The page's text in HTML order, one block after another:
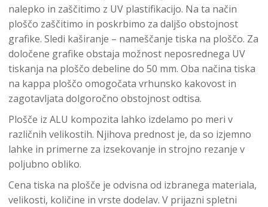
nalepko in zaščitimo z UV plastifikacijo. Na ta način
ploščo zaščitimo in poskrbimo za daljšo obstojnost
grafike. Sledi kaširanje – nameščanje tiska na ploščo. Za
določene grafike obstaja možnost neposrednega UV
tiskanja na ploščo debeline do 50 mm. Oba načina tiska
na kappa ploščo omogočata vrhunsko kakovost in
zagotavljata dolgoročno obstojnost odtisa.
Plošče iz ALU kompozita lahko izdelamo po meri v
različnih velikostih. Njihova prednost je, da so izjemno
lahke in primerne za izsekovanje in strojno rezanje v
poljubno obliko.
Cena tiska na plošče je odvisna od izbranega materiala,
velikosti, količine in vrste dodelav. V prijazni spletni